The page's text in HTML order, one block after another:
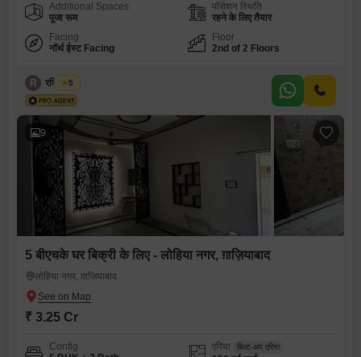
Additional Spaces
पूजा रूम
पॉसेशन स्थिति
रहने के लिए तैयार
Facing
नॉर्थ ईस्ट Facing
Floor
2nd of 2 Floors
R रवि अरोड़ा
5
9
5 बीएचके घर बिक्री के लिए - लोहिया नगर, ग़ाज़ियाबाद
लोहिया नगर, ग़ाज़ियाबाद
₹ 3.25 Cr
Config
एरिया बिल्ट-अप एरिया